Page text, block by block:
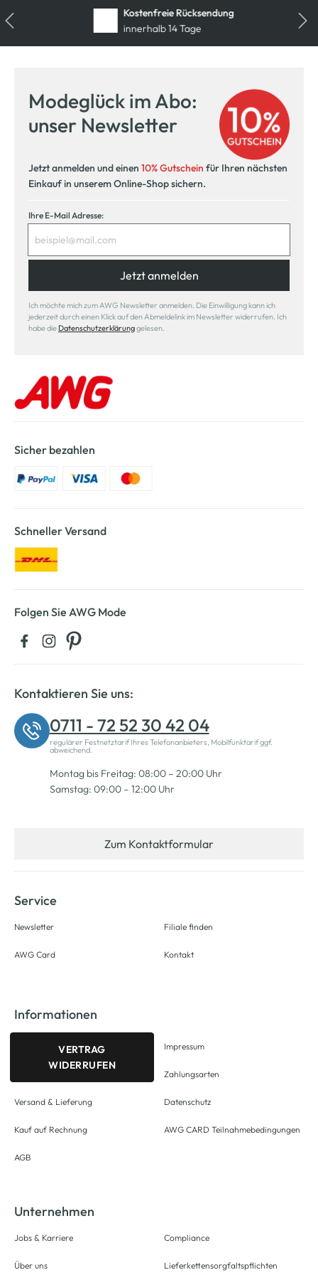
Kostenfreie Rücksendung
innerhalb 14 Tage
Modeglück im Abo:
unser Newsletter
Jetzt anmelden und einen 10% Gutschein für Ihren nächsten
Einkauf in unserem Online-Shop sichern.
Ihre E-Mail Adresse:
Jetzt anmelden
Ich möchte mich zum AWG Newsletter anmelden. Die Einwilligung kann ich
jederzeit durch einen Klick auf den Abmeldelink im Newsletter widerrufen. Ich
habe die Datenschutzerklärunggelesen.
Sicher bezahlen
Schneller Versand
Folgen Sie AWG Mode
Kontaktieren Sie uns:
0711 - 72 52 30 42 04
regulärer Festnetztarif Ihres Telefonanbieters, Mobilfunktarif ggf.
abweichend.
Montag bis Freitag: 08:00 – 20:00 Uhr
Samstag: 09:00 – 12:00 Uhr
Zum Kontaktformular
Service
Newsletter
AWG Card
Filiale finden
Kontakt
Informationen
VERTRAG
WIDERRUFEN
Versand & Lieferung
Kauf auf Rechnung
AGB
Impressum
Zahlungsarten
Datenschutz
AWG CARD Teilnahmebedingungen
Unternehmen
Jobs & Karriere
Über uns
Compliance
Lieferkettensorgfaltspflichten